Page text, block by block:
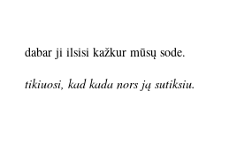
dabar ji ilsisi kažkur mūsų sode.
tikiuosi, kad kada nors ją sutiksiu.